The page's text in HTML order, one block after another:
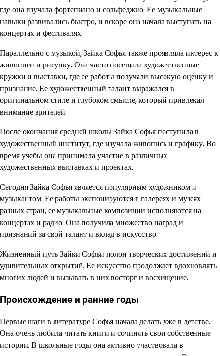
где она изучала фортепиано и сольфеджио. Ее музыкальные
навыки развивались быстро, и вскоре она начала выступать на
концертах и фестивалях.
Параллельно с музыкой, Зайка Софья также проявляла интерес к
живописи и рисунку. Она часто посещала художественные
кружки и выставки, где ее работы получали высокую оценку и
признание. Ее художественный талант выражался в
оригинальном стиле и глубоком смысле, который привлекал
внимание зрителей.
После окончания средней школы Зайка Софья поступила в
художественный институт, где изучала живопись и графику. Во
время учебы она принимала участие в различных
художественных выставках и проектах.
Сегодня Зайка Софья является популярным художником и
музыкантом. Ее работы экспонируются в галереях и музеях
разных стран, ее музыкальные композиции исполняются на
концертах и радио. Она получила множество наград и
признаний за свой талант и вклад в искусство.
Жизненный путь Зайки Софьи полон творческих достижений и
удивительных открытий. Ее искусство продолжает вдохновлять
многих людей и вызывать в них восторг и восхищение.
Происхождение и ранние годы
Первые шаги в литературе Софья начала делать уже в детстве.
Она очень любила читать книги и сочинять свои собственные
истории. В школьные годы она активно участвовала в